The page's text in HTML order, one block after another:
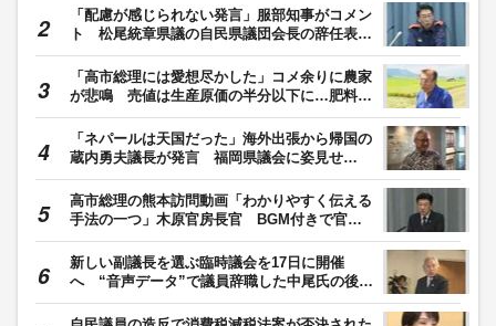
「配慮が感じられない発言」服部知事がコメン
ト 松尾統章県議の自民県議団会長の辞任表明
受けて「問題に真摯に取り組んでいただきた
い」福岡
「高市総理には愛想尽かした」コメ余りに農家
が悲鳴 売値は生産原価の半分以下に…肥料代
や燃料代は高騰「今年でやめる」農家も
「ネパールは天国だった」海外出張から帰国の
蔵内勇夫議長が発言 福岡県議会に姿見せ
る “金銭授受”疑惑は第三者委員会設置へ
高市総理の熊本訪問動画「わかりやすく伝える
手法の一つ」木原官房長官 BGM付きで官邸
が投稿
新しい副議長を選ぶ臨時議会を17日に開催
へ “音声データ”で議員辞職した中尾氏の後任
決める 蔵内議長が表明 福岡県議会の金銭授
受疑惑